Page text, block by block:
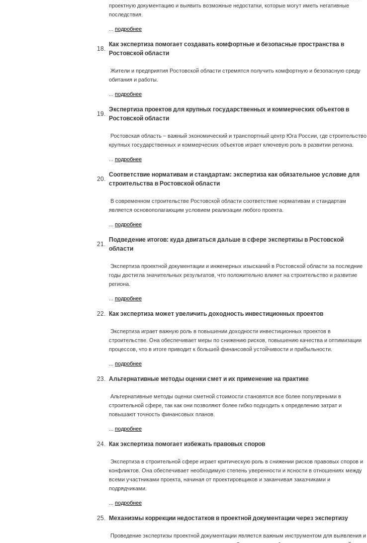
проектную документацию и выявить возможные недостатки, которые могут иметь негативные
последствия.
подробнее
18.
Как экспертиза помогает создавать комфортные и безопасные пространства в
Ростовской области
Жители и предприятия Ростовской области стремятся получить комфортную и безопасную среду
обитания и работы.
подробнее
19.
Экспертиза проектов для крупных государственных и коммерческих объектов в
Ростовской области
Ростовская область – важный экономический и транспортный центр Юга России, где строительство
крупных государственных и коммерческих объектов играет ключевую роль в развитии региона.
подробнее
20.
Соответствие нормативам и стандартам: экспертиза как обязательное условие для
строительства в Ростовской области
В современном строительстве Ростовской области соответствие нормативам и стандартам
является основополагающим условием реализации любого проекта.
подробнее
21.
Подведение итогов: куда двигаться дальше в сфере экспертизы в Ростовской
области
Экспертиза проектной документации и инженерных изысканий в Ростовской области за последние
годы достигла значительных результатов, что положительно влияет на строительство и развитие
региона.
подробнее
22. Как экспертиза может увеличить доходность инвестиционных проектов
Экспертиза играет важную роль в повышении доходности инвестиционных проектов в
строительстве. Она обеспечивает меры по снижению рисков, повышению качества и оптимизации
процессов, что в итоге приводит к большей финансовой устойчивости и прибыльности.
подробнее
23. Альтернативные методы оценки смет и их применение на практике
Альтернативные методы оценки сметной стоимости становятся все более популярными в
строительной сфере, так как они позволяют более гибко подходить к определению затрат и
повышают точность финансовых планов.
подробнее
24. Как экспертиза помогает избежать правовых споров
Экспертиза в строительной сфере играет критическую роль в снижении рисков правовых споров и
конфликтов. Она обеспечивает необходимую степень уверенности и ясности в отношениях между
всеми участниками проекта, начиная от проектировщиков и заканчивая заказчиками и
подрядчиками.
подробнее
25. Механизмы коррекции недостатков в проектной документации через экспертизу
Проведение экспертизы проектной документации является важным инструментом для выявления и